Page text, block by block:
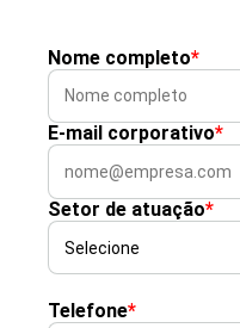
Nome completo*
E-mail corporativo*
Setor de atuação*
Telefone*